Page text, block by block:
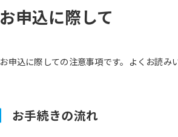
お申込に際して
お申込に際しての注意事項です。よくお読み
お手続きの流れ